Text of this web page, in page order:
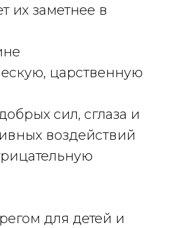
их заметнее в
царственную
сил, сглаза и
воздействий
для детей и